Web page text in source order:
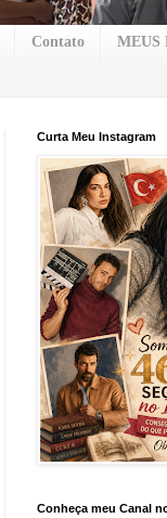
Contato MEUS
Curta Meu Instagram
Conheça meu Canal